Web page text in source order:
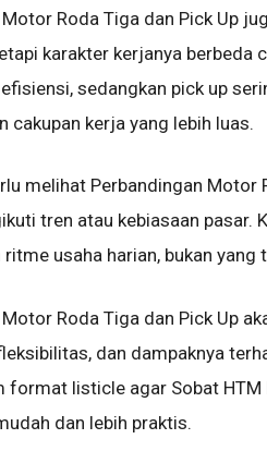
Roda Tiga dan Pick Up
karakter kerjanya
sedangkan pick up
cakupan kerja yang lebih luas.
melihat Perbandingan Motor
tren atau kebiasaan pasar.
usaha harian, bukan
Roda Tiga dan Pick Up
dan dampaknya
format listicle agar Sobat
dan lebih praktis.